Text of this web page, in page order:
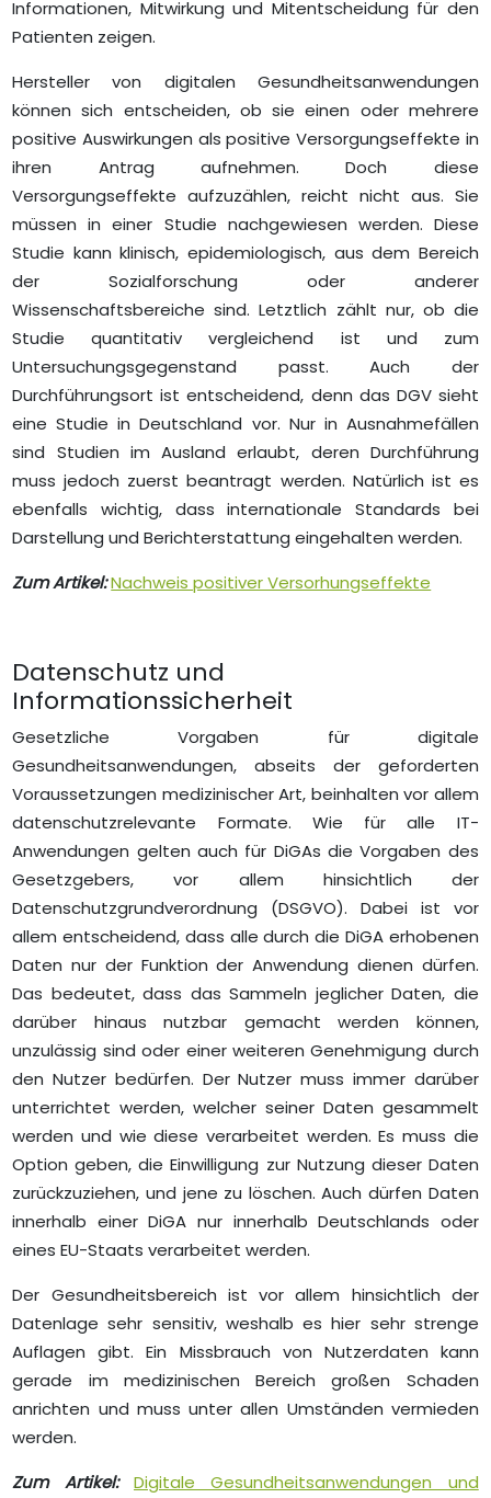
Informationen, Mitwirkung und Mitentscheidung für den
Patienten zeigen.
Hersteller von digitalen Gesundheitsanwendungen
können sich entscheiden, ob sie einen oder mehrere
positive Auswirkungen als positive Versorgungseffekte in
ihren Antrag aufnehmen. Doch diese
Versorgungseffekte aufzuzählen, reicht nicht aus. Sie
müssen in einer Studie nachgewiesen werden. Diese
Studie kann klinisch, epidemiologisch, aus dem Bereich
der Sozialforschung oder anderer
Wissenschaftsbereiche sind. Letztlich zählt nur, ob die
Studie quantitativ vergleichend ist und zum
Untersuchungsgegenstand passt. Auch der
Durchführungsort ist entscheidend, denn das DGV sieht
eine Studie in Deutschland vor. Nur in Ausnahmefällen
sind Studien im Ausland erlaubt, deren Durchführung
muss jedoch zuerst beantragt werden. Natürlich ist es
ebenfalls wichtig, dass internationale Standards bei
Darstellung und Berichterstattung eingehalten werden.
Zum Artikel:Nachweis positiver Versorhungseffekte
Datenschutz und
Informationssicherheit
Gesetzliche Vorgaben für digitale
Gesundheitsanwendungen, abseits der geforderten
Voraussetzungen medizinischer Art, beinhalten vor allem
datenschutzrelevante Formate. Wie für alle IT-
Anwendungen gelten auch für DiGAs die Vorgaben des
Gesetzgebers, vor allem hinsichtlich der
Datenschutzgrundverordnung (DSGVO). Dabei ist vor
allem entscheidend, dass alle durch die DiGA erhobenen
Daten nur der Funktion der Anwendung dienen dürfen.
Das bedeutet, dass das Sammeln jeglicher Daten, die
darüber hinaus nutzbar gemacht werden können,
unzulässig sind oder einer weiteren Genehmigung durch
den Nutzer bedürfen. Der Nutzer muss immer darüber
unterrichtet werden, welcher seiner Daten gesammelt
werden und wie diese verarbeitet werden. Es muss die
Option geben, die Einwilligung zur Nutzung dieser Daten
zurückzuziehen, und jene zu löschen. Auch dürfen Daten
innerhalb einer DiGA nur innerhalb Deutschlands oder
eines EU-Staats verarbeitet werden.
Der Gesundheitsbereich ist vor allem hinsichtlich der
Datenlage sehr sensitiv, weshalb es hier sehr strenge
Auflagen gibt. Ein Missbrauch von Nutzerdaten kann
gerade im medizinischen Bereich großen Schaden
anrichten und muss unter allen Umständen vermieden
werden.
Zum Artikel: Digitale Gesundheitsanwendungen und